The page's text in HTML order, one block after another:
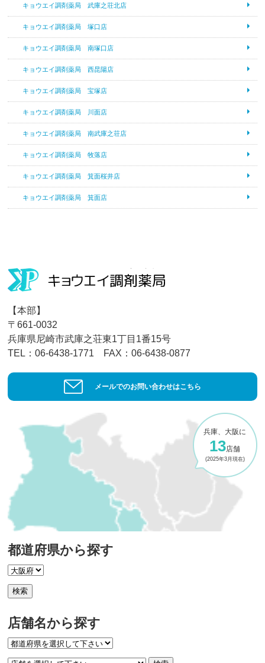
キョウエイ調剤薬局 武庫之荘北店
キョウエイ調剤薬局 塚口店
キョウエイ調剤薬局 南塚口店
キョウエイ調剤薬局 西昆陽店
キョウエイ調剤薬局 宝塚店
キョウエイ調剤薬局 川面店
キョウエイ調剤薬局 南武庫之荘店
キョウエイ調剤薬局 牧落店
キョウエイ調剤薬局 箕面桜井店
キョウエイ調剤薬局 箕面店
【本部】
〒661-0032
兵庫県尼崎市武庫之荘東1丁目1番15号
TEL：06-6438-1771 FAX：06-6438-0877
メールでのお問い合わせはこちら
兵庫、大阪に
13店舗
(2025年3月現在)
都道府県から探す
店舗名から探す